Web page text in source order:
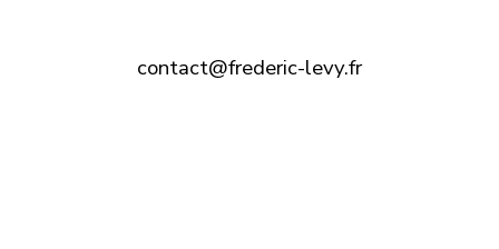
contact@frederic-levy.fr